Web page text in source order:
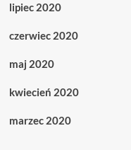
lipiec 2020
czerwiec 2020
maj 2020
kwiecień 2020
marzec 2020